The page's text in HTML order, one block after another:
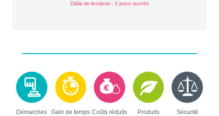
Délai de livraison : 5 jours ouvrés
Démarches
Gain de temps Coûts réduits
Produits
Sécurité